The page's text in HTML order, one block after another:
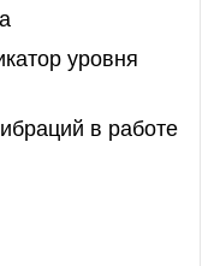
уровня
в работе